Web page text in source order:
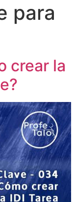
para
crear la